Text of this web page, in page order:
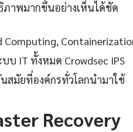
ภาพมากขึ้นอย่างเห็นได้ชัด
Computing,
บ IT ทั้งหมด Crowdsec IPS
สมัยที่องค์กรทั่วโลกนำมาใช้
Recovery